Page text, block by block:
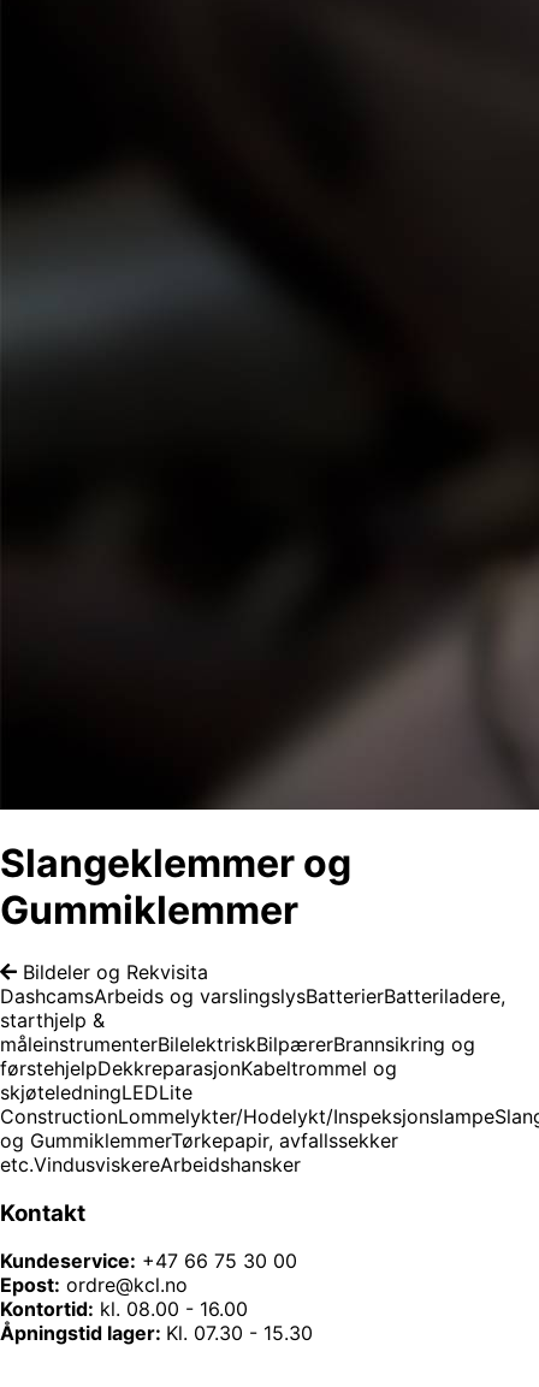
Slangeklemmer og
Gummiklemmer
Bildeler og Rekvisita
DashcamsArbeids og varslingslysBatterierBatteriladere,
starthjelp &
måleinstrumenterBilelektriskBilpærerBrannsikring og
førstehjelpDekkreparasjonKabeltrommel og
skjøteledningLEDLite
ConstructionLommelykter/Hodelykt/Inspeksjonslampe
og GummiklemmerTørkepapir, avfallssekker
etc.VindusviskereArbeidshansker
Kontakt
Kundeservice: +47 66 75 30 00
Epost: ordre@kcl.no
Kontortid: kl. 08.00 - 16.00
Åpningstid lager: Kl. 07.30 - 15.30